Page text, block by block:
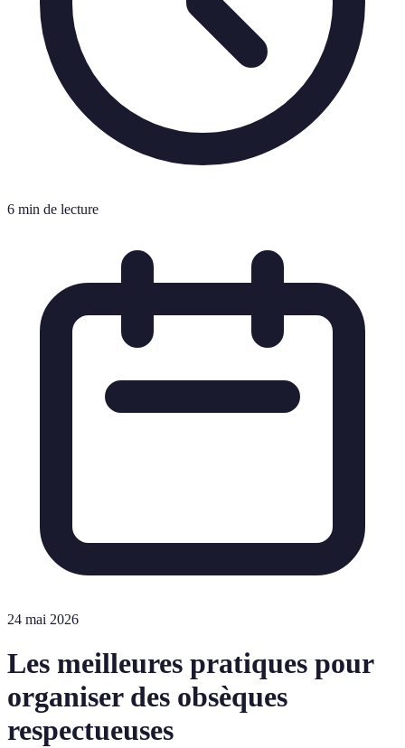
6 min de lecture
24 mai 2026
Les meilleures pratiques pour
organiser des obsèques
respectueuses